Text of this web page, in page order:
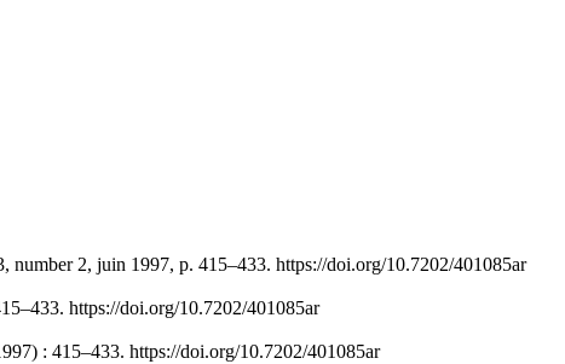
number 2, juin 1997, p. 415–433. https://doi.org/10.7202/401085ar
https://doi.org/10.7202/401085ar
: 415–433. https://doi.org/10.7202/401085ar